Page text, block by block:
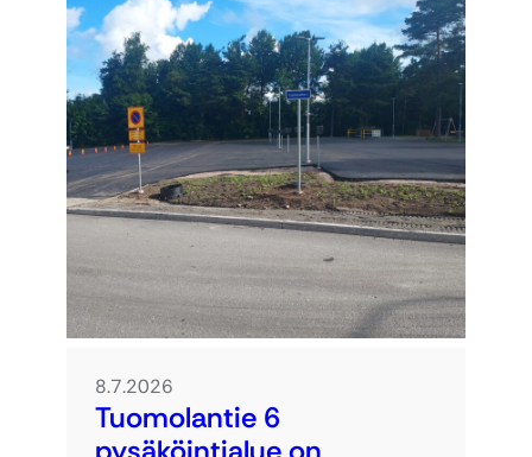
8.7.2026
Tuomolantie 6